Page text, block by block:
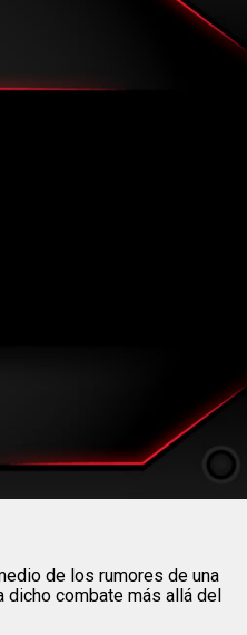
de los rumores de una
dicho combate más allá del